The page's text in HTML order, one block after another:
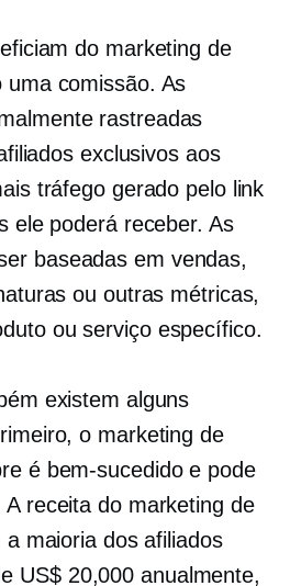
do marketing de
uma comissão. As
rastreadas
exclusivos aos
tráfego gerado pelo link
ele poderá receber. As
baseadas em vendas,
ou outras métricas,
ou serviço específico.
existem alguns
o marketing de
é bem-sucedido e pode
A receita do marketing de
maioria dos afiliados
US$ 20,000 anualmente,